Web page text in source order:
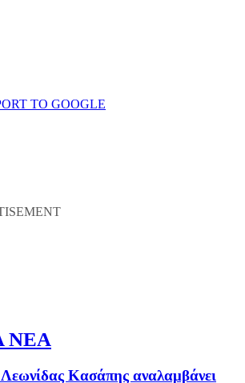
TO GOOGLE
ΝΕΑ
Κασάπης αναλαμβάνει